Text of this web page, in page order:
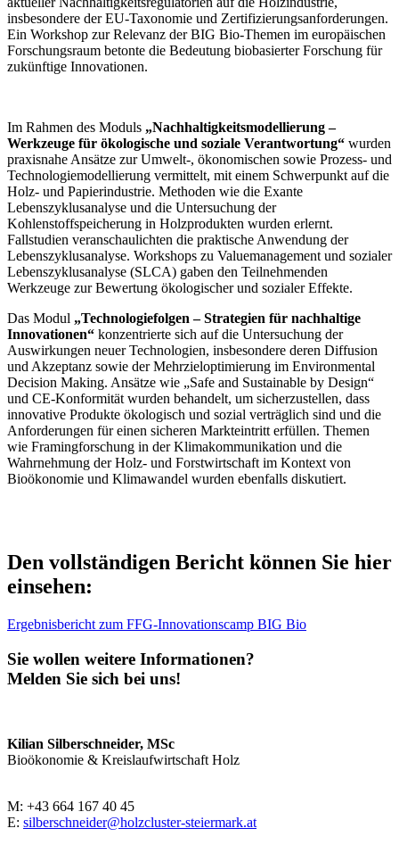
insbesondere der EU-Taxonomie und Zertifizierungsanforderungen.
Ein Workshop zur Relevanz der BIG Bio-Themen im europäischen
Forschungsraum betonte die Bedeutung biobasierter Forschung für
zukünftige Innovationen.
Im Rahmen des Moduls „Nachhaltigkeitsmodellierung –
Werkzeuge für ökologische und soziale Verantwortung“ wurden
praxisnahe Ansätze zur Umwelt-, ökonomischen sowie Prozess- und
Technologiemodellierung vermittelt, mit einem Schwerpunkt auf die
Holz- und Papierindustrie. Methoden wie die Exante
Lebenszyklusanalyse und die Untersuchung der
Kohlenstoffspeicherung in Holzprodukten wurden erlernt.
Fallstudien veranschaulichten die praktische Anwendung der
Lebenszyklusanalyse. Workshops zu Valuemanagement und sozialer
Lebenszyklusanalyse (SLCA) gaben den Teilnehmenden
Werkzeuge zur Bewertung ökologischer und sozialer Effekte.
Das Modul „Technologiefolgen – Strategien für nachhaltige
Innovationen“ konzentrierte sich auf die Untersuchung der
Auswirkungen neuer Technologien, insbesondere deren Diffusion
und Akzeptanz sowie der Mehrzieloptimierung im Environmental
Decision Making. Ansätze wie „Safe and Sustainable by Design“
und CE-Konformität wurden behandelt, um sicherzustellen, dass
innovative Produkte ökologisch und sozial verträglich sind und die
Anforderungen für einen sicheren Markteintritt erfüllen. Themen
wie Framingforschung in der Klimakommunikation und die
Wahrnehmung der Holz- und Forstwirtschaft im Kontext von
Bioökonomie und Klimawandel wurden ebenfalls diskutiert.
Den vollständigen Bericht können Sie hier
einsehen:
Ergebnisbericht zum FFG-Innovationscamp BIG Bio
Sie wollen weitere Informationen?
Melden Sie sich bei uns!
Kilian Silberschneider, MSc
Bioökonomie & Kreislaufwirtschaft Holz
M: +43 664 167 40 45
E: silberschneider@holzcluster-steiermark.at